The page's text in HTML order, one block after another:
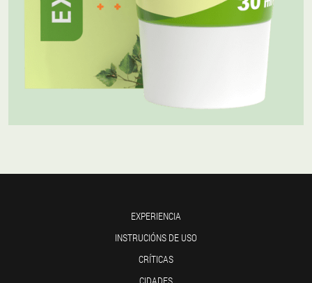
EXPERIENCIA
INSTRUCIÓNS DE USO
CRÍTICAS